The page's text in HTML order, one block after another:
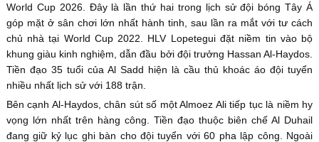
World Cup 2026. Đây là lần thứ hai trong lịch sử đội bóng Tây Á
góp mặt ở sân chơi lớn nhất hành tinh, sau lần ra mắt với tư cách
chủ nhà tại World Cup 2022. HLV Lopetegui đặt niềm tin vào bộ
khung giàu kinh nghiệm, dẫn đầu bởi đội trưởng Hassan Al-Haydos.
Tiền đạo 35 tuổi của Al Sadd hiện là cầu thủ khoác áo đội tuyển
nhiều nhất lịch sử với 188 trận.
Bên cạnh Al-Haydos, chân sút số một Almoez Ali tiếp tục là niềm hy
vọng lớn nhất trên hàng công. Tiền đạo thuộc biên chế Al Duhail
đang giữ kỷ lục ghi bàn cho đội tuyển với 60 pha lập công. Ngoài